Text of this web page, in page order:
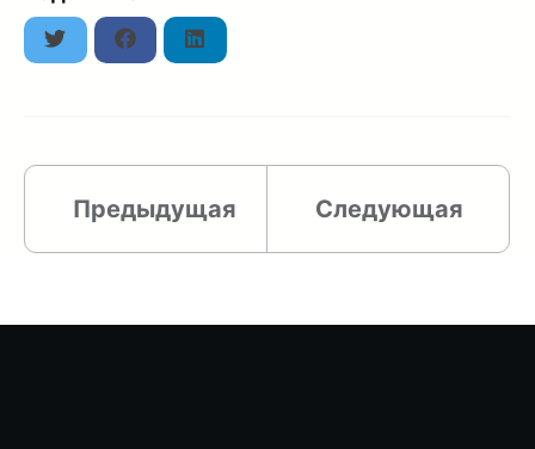
Twitter
Facebook
Предыдущая Следующая